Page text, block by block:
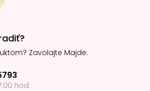
Zavolajte Majde.
hod.